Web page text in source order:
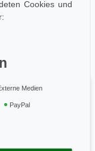
Cookies und
Medien
PayPal